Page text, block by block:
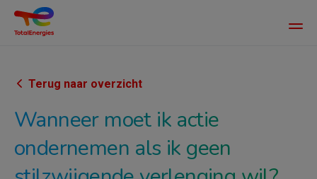
naar
inhoud
gaan
Main
Terug naar overzicht
Wanneer moet ik actie
ondernemen als ik geen